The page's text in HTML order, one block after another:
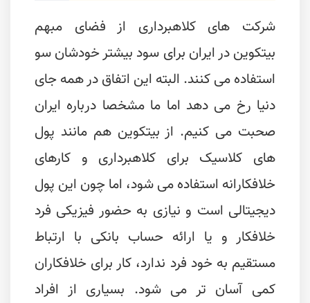
شرکت های کلاهبرداری از فضای مبهم
بیتکوین در ایران برای سود بیشتر خودشان سو
استفاده می کنند. البته این اتفاق در همه جای
دنیا رخ می دهد اما ما مشخصا درباره ایران
صحبت می کنیم. از بیتکوین هم مانند پول
های کلاسیک برای کلاهبرداری و کارهای
خلافکارانه استفاده می شود، اما چون این پول
دیجیتالی است و نیازی به حضور فیزیکی فرد
خلافکار و یا ارائه حساب بانکی با ارتباط
مستقیم به خود فرد ندارد، کار برای خلافکاران
کمی آسان تر می شود. بسیاری از افراد